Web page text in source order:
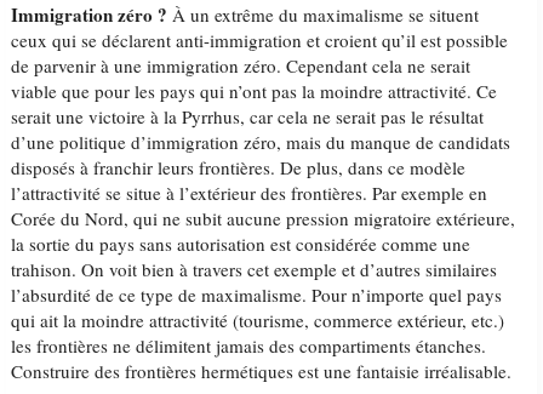
Immigration zéro ? À un extrême du maximalisme se situent
ceux qui se déclarent anti-immigration et croient qu’il est possible
de parvenir à une immigration zéro. Cependant cela ne serait
viable que pour les pays qui n’ont pas la moindre attractivité. Ce
serait une victoire à la Pyrrhus, car cela ne serait pas le résultat
d’une politique d’immigration zéro, mais du manque de candidats
disposés à franchir leurs frontières. De plus, dans ce modèle
l’attractivité se situe à l’extérieur des frontières. Par exemple en
Corée du Nord, qui ne subit aucune pression migratoire extérieure,
la sortie du pays sans autorisation est considérée comme une
trahison. On voit bien à travers cet exemple et d’autres similaires
l’absurdité de ce type de maximalisme. Pour n’importe quel pays
qui ait la moindre attractivité (tourisme, commerce extérieur, etc.)
les frontières ne délimitent jamais des compartiments étanches.
Construire des frontières hermétiques est une fantaisie irréalisable.